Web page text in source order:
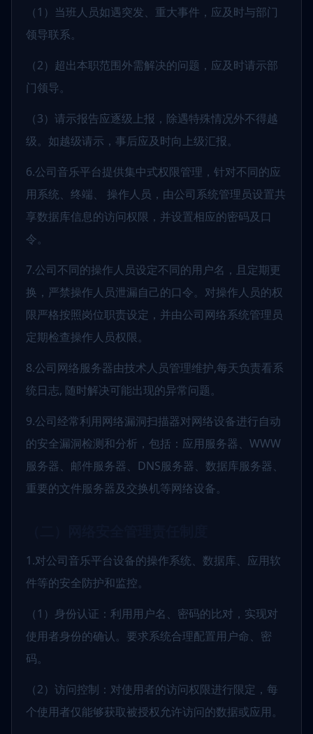
（1）当班人员如遇突发、重大事件，应及时与部门
领导联系。
（2）超出本职范围外需解决的问题，应及时请示部
门领导。
（3）请示报告应逐级上报，除遇特殊情况外不得越
级。如越级请示，事后应及时向上级汇报。
6.公司音乐平台提供集中式权限管理，针对不同的应
用系统、终端、 操作人员，由公司系统管理员设置共
享数据库信息的访问权限，并设置相应的密码及口
令。
7.公司不同的操作人员设定不同的用户名，且定期更
换，严禁操作人员泄漏自己的口令。对操作人员的权
限严格按照岗位职责设定，并由公司网络系统管理员
定期检查操作人员权限。
8.公司网络服务器由技术人员管理维护,每天负责看系
统日志, 随时解决可能出现的异常问题。
9.公司经常利用网络漏洞扫描器对网络设备进行自动
的安全漏洞检测和分析，包括：应用服务器、WWW
服务器、邮件服务器、DNS服务器、数据库服务器、
重要的文件服务器及交换机等网络设备。
1.对公司音乐平台设备的操作系统、数据库、应用软
件等的安全防护和监控。
（1）身份认证：利用用户名、密码的比对，实现对
使用者身份的确认。要求系统合理配置用户命、密
码。
（2）访问控制：对使用者的访问权限进行限定，每
个使用者仅能够获取被授权允许访问的数据或应用。